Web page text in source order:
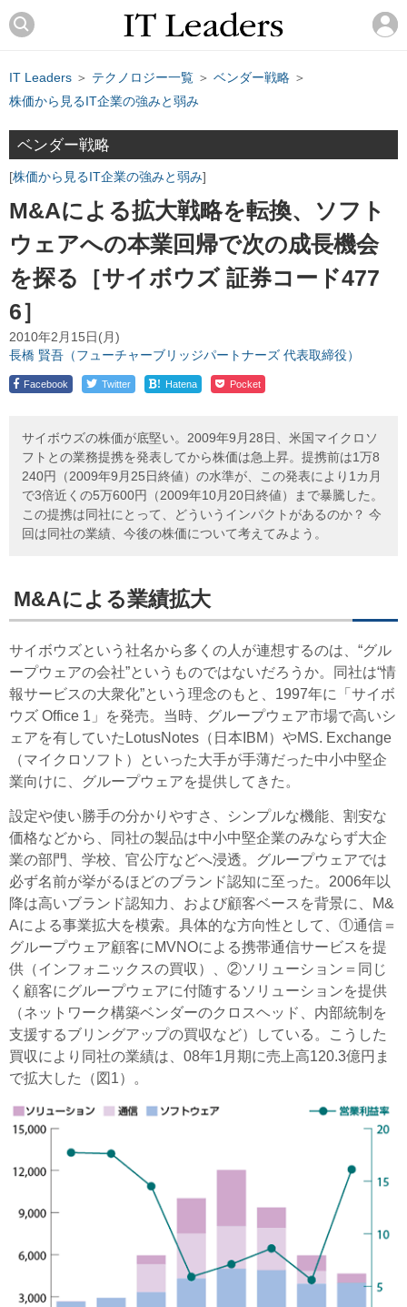
IT Leaders ＞ テクノロジー一覧 ＞ ベンダー戦略 ＞
株価から見るIT企業の強みと弱み
ベンダー戦略
株価から見るIT企業の強みと弱み
M&Aによる拡大戦略を転換、ソフト
ウェアへの本業回帰で次の成長機会
を探る［サイボウズ 証券コード477
6］
2010年2月15日(月)
長橋 賢吾（フューチャーブリッジパートナーズ 代表取締役）
Facebook Twitter ! Hatena Pocket
サイボウズの株価が底堅い。2009年9月28日、米国マイクロソ
フトとの業務提携を発表してから株価は急上昇。提携前は1万8
240円（2009年9月25日終値）の水準が、この発表により1カ月
で3倍近くの5万600円（2009年10月20日終値）まで暴騰した。
この提携は同社にとって、どういうインパクトがあるのか？ 今
回は同社の業績、今後の株価について考えてみよう。
M&Aによる業績拡大
サイボウズという社名から多くの人が連想するのは、“グル
ープウェアの会社”というものではないだろうか。同社は“情
報サービスの大衆化”という理念のもと、1997年に「サイボ
ウズ Office 1」を発売。当時、グループウェア市場で高いシ
ェアを有していたLotusNotes（日本IBM）やMS. Exchange
（マイクロソフト）といった大手が手薄だった中小中堅企
業向けに、グループウェアを提供してきた。
設定や使い勝手の分かりやすさ、シンプルな機能、割安な
価格などから、同社の製品は中小中堅企業のみならず大企
業の部門、学校、官公庁などへ浸透。グループウェアでは
必ず名前が挙がるほどのブランド認知に至った。2006年以
降は高いブランド認知力、および顧客ベースを背景に、M&
Aによる事業拡大を模索。具体的な方向性として、①通信＝
グループウェア顧客にMVNOによる携帯通信サービスを提
供（インフォニックスの買収）、②ソリューション＝同じ
く顧客にグループウェアに付随するソリューションを提供
（ネットワーク構築ベンダーのクロスヘッド、内部統制を
支援するブリングアップの買収など）している。こうした
買収により同社の業績は、08年1月期に売上高120.3億円ま
で拡大した（図1）。